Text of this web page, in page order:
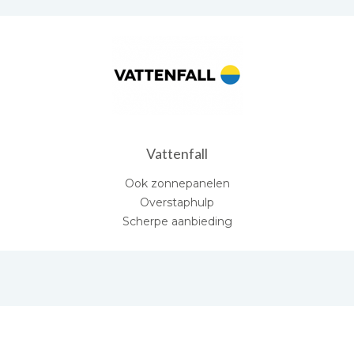
Vattenfall
Ook zonnepanelen
Overstaphulp
Scherpe aanbieding